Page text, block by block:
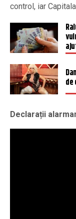
control, iar
de
Declarații